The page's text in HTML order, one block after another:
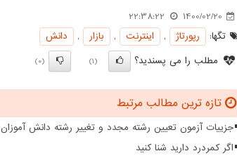
1400/02/20
22:38:22
تگها:
رپورتاژ , اینترنت , بازار ,
دانش
مطلب را می پسندید؟
(1)
(0)
تازه ترین مطالب مرتبط
جزییات آزمون تعیین رشته مجدد و تغییر رشته دانش آموزان
اگر کمردرد دارید شنا کنید